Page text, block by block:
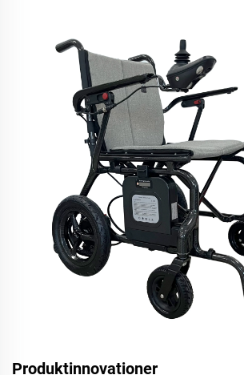
Produktinnovationer